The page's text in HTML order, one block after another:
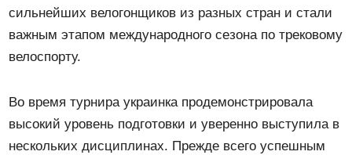
сильнейших велогонщиков из разных стран и стали
важным этапом международного сезона по трековому
велоспорту.
Во время турнира украинка продемонстрировала
высокий уровень подготовки и уверенно выступила в
нескольких дисциплинах. Прежде всего успешным